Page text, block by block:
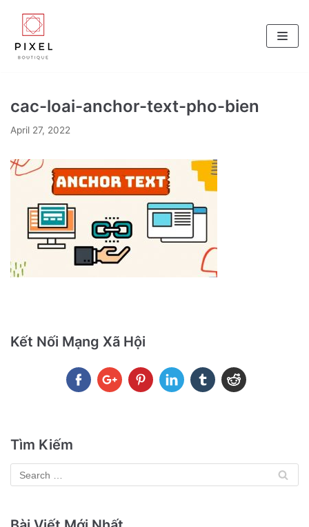
Skip
to
content
cac-loai-anchor-text-pho-bien
April 27, 2022
Kết Nối Mạng Xã Hội
Tìm Kiếm